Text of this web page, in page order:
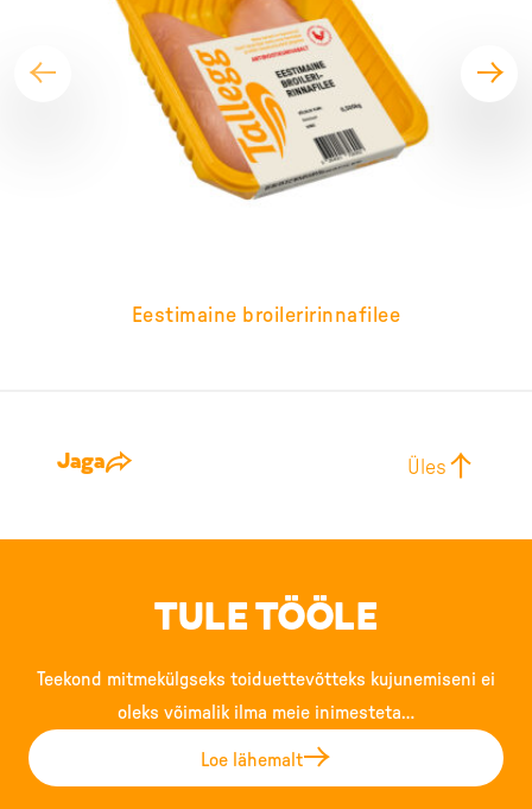
Eestimaine broileririnnafilee
Jaga Üles
TULE TÖÖLE
Teekond mitmekülgseks toiduettevõtteks kujunemiseni ei
oleks võimalik ilma meie inimesteta…
Loe lähemalt